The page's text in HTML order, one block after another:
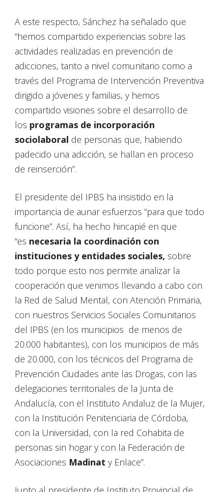
A este respecto, Sánchez ha señalado que
“hemos compartido experiencias sobre las
actividades realizadas en prevención de
adicciones, tanto a nivel comunitario como a
través del Programa de Intervención Preventiva
dirigido a jóvenes y familias, y hemos
compartido visiones sobre el desarrollo de
los programas de incorporación
sociolaboral de personas que, habiendo
padecido una adicción, se hallan en proceso
de reinserción”.
El presidente del IPBS ha insistido en la
importancia de aunar esfuerzos “para que todo
funcione”. Así, ha hecho hincapié en que
“es necesaria la coordinación con
instituciones y entidades sociales, sobre
todo porque esto nos permite analizar la
cooperación que venimos llevando a cabo con
la Red de Salud Mental, con Atención Primaria,
con nuestros Servicios Sociales Comunitarios
del IPBS (en los municipios de menos de
20.000 habitantes), con los municipios de más
de 20.000, con los técnicos del Programa de
Prevención Ciudades ante las Drogas, con las
delegaciones territoriales de la Junta de
Andalucía, con el Instituto Andaluz de la Mujer,
con la Institución Penitenciaria de Córdoba,
con la Universidad, con la red Cohabita de
personas sin hogar y con la Federación de
Asociaciones Madinat y Enlace”.